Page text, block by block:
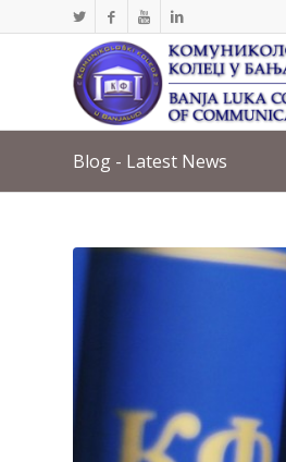
Blog - Latest News